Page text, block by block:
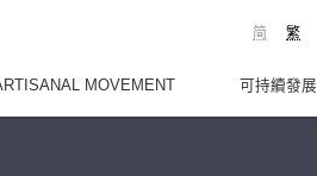
繁
简
MOVEMENT 可持續發展